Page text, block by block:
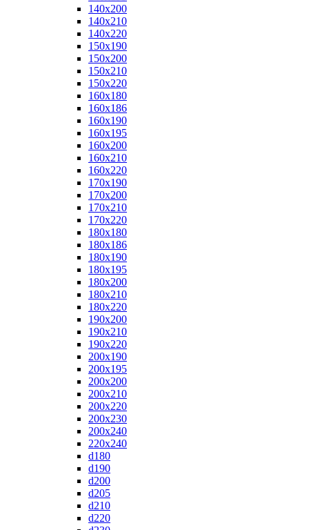
140x200
140x210
140x220
150x190
150x200
150x210
150x220
160x180
160x186
160x190
160x195
160x200
160x210
160x220
170x190
170x200
170x210
170x220
180x180
180x186
180x190
180x195
180x200
180x210
180x220
190x200
190x210
190x220
200x190
200x195
200x200
200x210
200x220
200x230
200x240
220x240
d180
d190
d200
d205
d210
d220